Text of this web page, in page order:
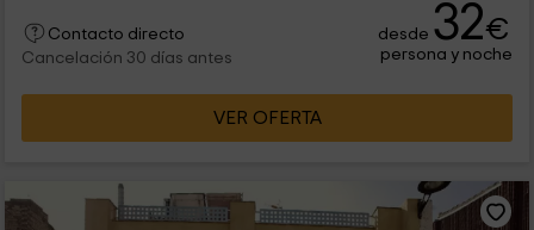
Contacto directo
Cancelación 30 días antes
desde 32€
persona y noche
VER OFERTA